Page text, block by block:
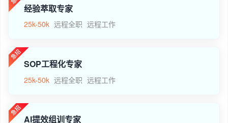
经验萃取专家
25k-50k 远程全职 远程工作
SOP工程化专家
25k-50k 远程全职 远程工作
AI提效组训专家